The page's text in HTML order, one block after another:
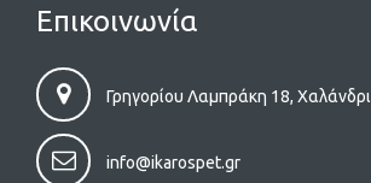
Επικοινωνία
Γρηγορίου Λαμπράκη 18, Χαλάνδρι
info@ikarospet.gr